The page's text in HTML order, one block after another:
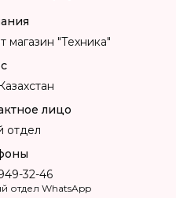
магазин "Техника"
отдел
32-46
отдел WhatsApp